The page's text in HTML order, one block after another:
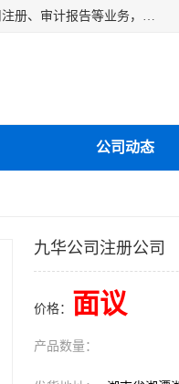
湘潭纳川会计服务有限公司主营从事：湘潭公司账务清理、湘潭公司注销、代理记账、公司变更、公司注册、审计报告等业务，公司设立有专门的代理注册部门，现有工商代办专员，部门经理从事工商代办多年，对各地区公司注册、公司变更、进出口业务等流程以及各行业公司注册、变更所需注意的细节都非常熟悉。
公司动态
九华公司注册公司
价格： 面议
产品数量：